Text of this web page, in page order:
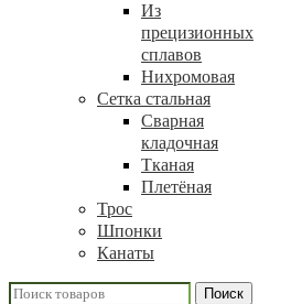
Из
прецизионных
сплавов
Нихромовая
Сетка стальная
Сварная
кладочная
Тканая
Плетёная
Трос
Шпонки
Канаты
Поиск